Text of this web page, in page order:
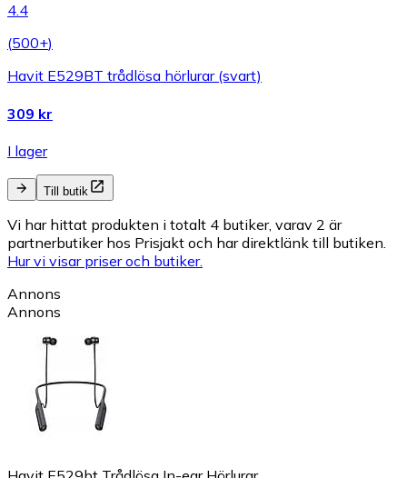
4.4
(500+)
Havit E529BT trådlösa hörlurar (svart)
309 kr
I lager
Till butik
Vi har hittat produkten i totalt 4 butiker, varav 2 är
partnerbutiker hos Prisjakt och har direktlänk till butiken.
Hur vi visar priser och butiker.
Annons
Annons